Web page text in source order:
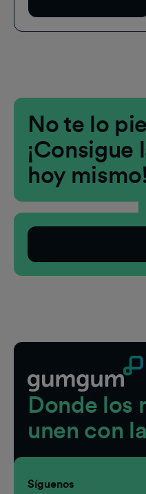
No te lo
¡Consigue
hoy mismo!
Donde los
unen con
Síguenos